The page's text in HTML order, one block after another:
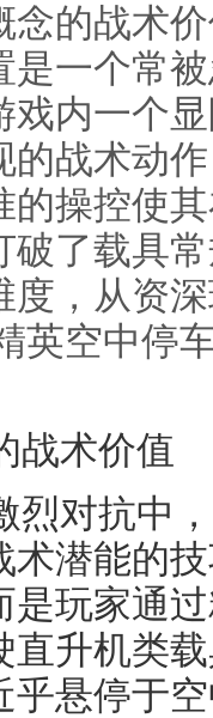
念的战术
是一个常
戏内一个
的战术动
的操控使
破了载具
度，从资
英空中停
战术价值
烈对抗中
术潜能的
是玩家通
直升机类
乎悬停于